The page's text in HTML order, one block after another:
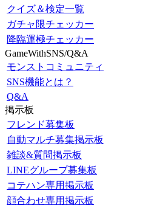
クイズ＆検定一覧
ガチャ限チェッカー
降臨運極チェッカー
GameWithSNS/Q&A
モンストコミュニティ
SNS機能とは？
Q&A
掲示板
フレンド募集板
自動マルチ募集掲示板
雑談&質問掲示板
LINEグループ募集板
コテハン専用掲示板
顔合わせ専用掲示板